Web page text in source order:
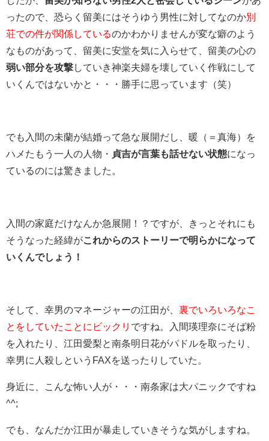
ったので、恐らく留美にはそうゆう男性に対してなのか別
荘での件が関係しているのかわかりませんが変な癖のよう
なものがあって、留美に安堂を気に入らせて、留美の心の
弱い部分を攻撃していき神楽夫婦を壊していく作戦にして
いくんではないかと・・・勝手に思っています（笑）
でも入間の未蘭が結婚って急な展開だし、暖（＝真海）を
ハメたもう一人の人物・ 貞吉が言葉も話せない状態になっ
ているのには驚きました。
入間の家庭だけなんか急展開！？ですが、きっとそれにも
そうなった経緯がこれからのストーリーで明らかになって
いくんでしょう！
そして、幸男のマネージャーの江田が、 裏でいろいろなこ
とをしていたことにビックリ ですね。入間瑛理奈にそば粉
を入れたり、江田愛梨と南条明日花がパドルを取ったり、
幸男に人殺しというFAXを送ったりしていた。
身近に、こんな怖い人が・・・南条家は大パニックですね
^^;
でも、なんだか江田が暴走していきそうな気がしますね。